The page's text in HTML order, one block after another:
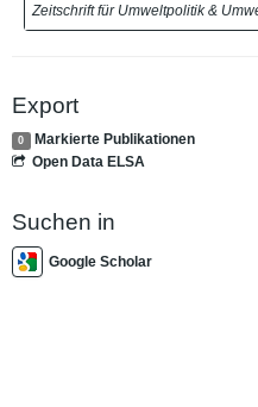
Zeitschrift für Umweltpolitik &
Export
0
Markierte Publikationen
Open Data ELSA
Suchen in
Google Scholar